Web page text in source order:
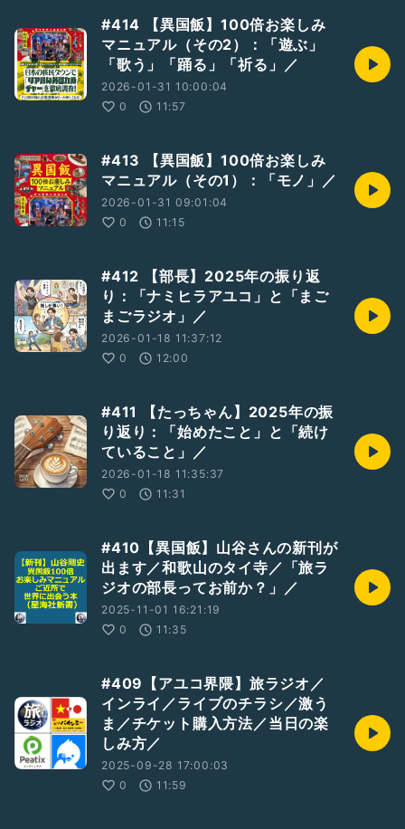
#414 【異国飯】100倍お楽しみ
マニュアル（その2）：「遊ぶ」
「歌う」「踊る」「祈る」／
2026-01-31 10:00:04
0
11:57
#413 【異国飯】100倍お楽しみ
マニュアル（その1）：「モノ」／
2026-01-31 09:01:04
0
11:15
#412 【部長】2025年の振り返
り：「ナミヒラアユコ」と「まご
まごラジオ」／
2026-01-18 11:37:12
0
12:00
#411 【たっちゃん】2025年の振
り返り：「始めたこと」と「続け
ていること」／
2026-01-18 11:35:37
0
11:31
#410【異国飯】山谷さんの新刊が
出ます／和歌山のタイ寺／「旅ラ
ジオの部長ってお前か？」／
2025-11-01 16:21:19
0
11:35
#409【アユコ界隈】旅ラジオ／
インライ／ライブのチラシ／激う
ま／チケット購入方法／当日の楽
しみ方／
2025-09-28 17:00:03
0
11:59